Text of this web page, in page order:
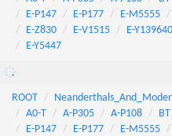
E-P147
E-P177 E-M5555
E-Z830
E-V1515 E-Y139640
E-Y5447
ROOT
A0-T
A-P305 A-P108 BT
E-P147
E-P177 E-M5555